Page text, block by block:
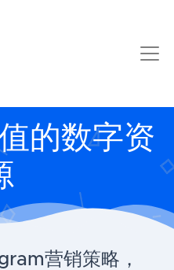
的数字资
营销策略，